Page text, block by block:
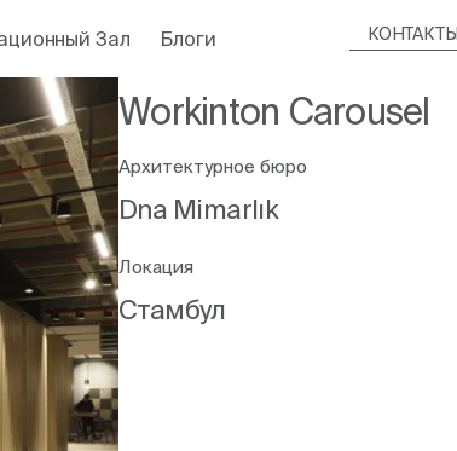
Зал Блоги КОНТАКТЫ
Workinton Carousel
Архитектурное бюро
Dna Mimarlık
Локация
Стамбул